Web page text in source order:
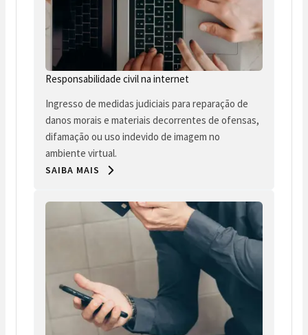
Responsabilidade civil na internet
Ingresso de medidas judiciais para reparação de
danos morais e materiais decorrentes de ofensas,
difamação ou uso indevido de imagem no
ambiente virtual.
SAIBA MAIS